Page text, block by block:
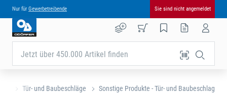
Nur für Gewerbetreibende Sie sind nicht angemeldet
Jetzt über 450.000 Artikel finden
Tür- und Baubeschläge Sonstige Produkte - Tür- und Baubeschlag